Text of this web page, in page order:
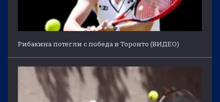
Рибакина потегли с победа в Торонто (ВИДЕО)